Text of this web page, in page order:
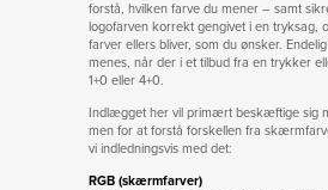
forstå, hvilken farve du mener – samt
logofarven korrekt gengivet i en tryksag,
farver ellers bliver, som du ønsker.
menes, når der i et tilbud fra en trykker
1+0 eller 4+0.
Indlægget her vil primært beskæftige sig
men for at forstå forskellen fra
vi indledningsvis med det:
RGB (skærmfarver)